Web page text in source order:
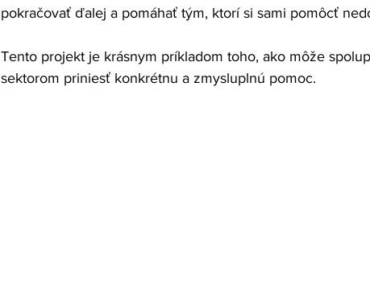
pokračovať ďalej a pomáhať tým, ktorí si sami pomôcť
Tento projekt je krásnym príkladom toho, ako môže
sektorom priniesť konkrétnu a zmysluplnú pomoc.